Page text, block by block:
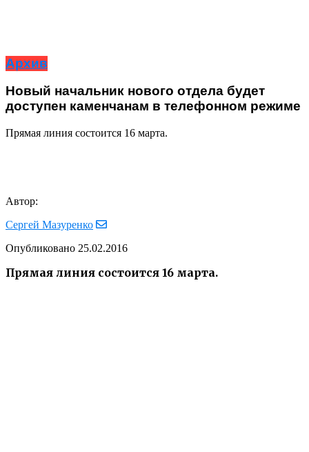
Архив
Новый начальник нового отдела будет
доступен каменчанам в телефонном режиме
Прямая линия состоится 16 марта.
Автор:
Сергей Мазуренко
Опубликовано 25.02.2016
Прямая линия состоится 16 марта.